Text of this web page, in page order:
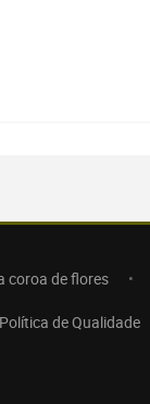
coroa de flores
Política de Qualidade